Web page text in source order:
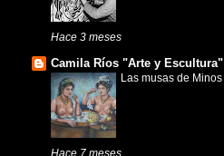
Hace 3 meses
Camila Ríos "Arte y Escultura"
Las musas de Minos
Hace 7 meses